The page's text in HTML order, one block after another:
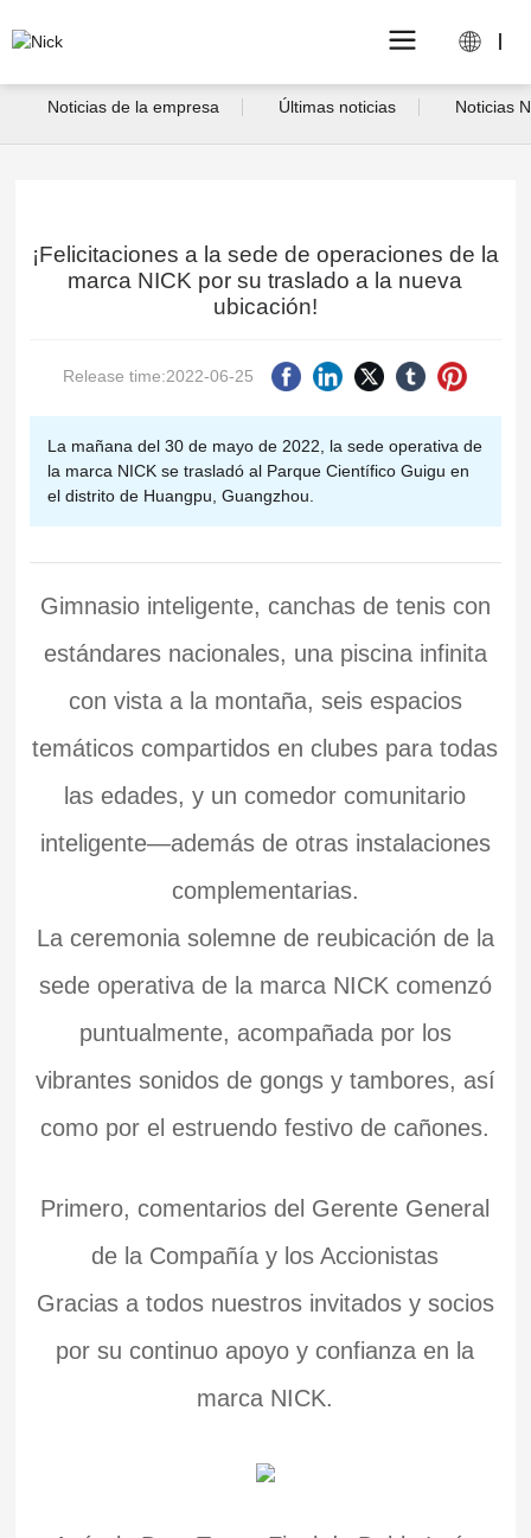
Noticias de la empresa Últimas noticias Noticias
¡Felicitaciones a la sede de operaciones de la
marca NICK por su traslado a la nueva
ubicación!
Release time:2022-06-25
La mañana del 30 de mayo de 2022, la sede operativa de
la marca NICK se trasladó al Parque Científico Guigu en
el distrito de Huangpu, Guangzhou.
Gimnasio inteligente, canchas de tenis con
estándares nacionales, una piscina infinita
con vista a la montaña, seis espacios
temáticos compartidos en clubes para todas
las edades, y un comedor comunitario
inteligente—además de otras instalaciones
complementarias.
La ceremonia solemne de reubicación de la
sede operativa de la marca NICK comenzó
puntualmente, acompañada por los
vibrantes sonidos de gongs y tambores, así
como por el estruendo festivo de cañones.
Primero, comentarios del Gerente General
de la Compañía y los Accionistas
Gracias a todos nuestros invitados y socios
por su continuo apoyo y confianza en la
marca NICK.